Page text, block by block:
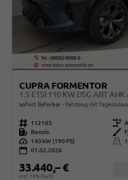
CUPRA FORMENTOR
1.5 ETSI 110 KW DSG ABT AHK
sofort lieferbar Fahrzeug mit
Fahrzeugnr. 112103 Getriebe
Kraftstoff
Benzin Außenfarbe
Leistung
140 kW (190 PS) Kilometerstand
01.02.2026
33.440,– €
incl. 19% MwSt.